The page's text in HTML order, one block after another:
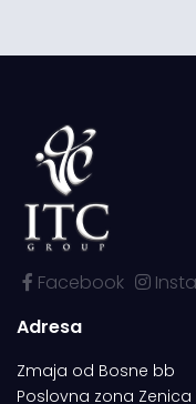
Facebook
Adresa
Zmaja od Bosne bb
Poslovna zona Zenica